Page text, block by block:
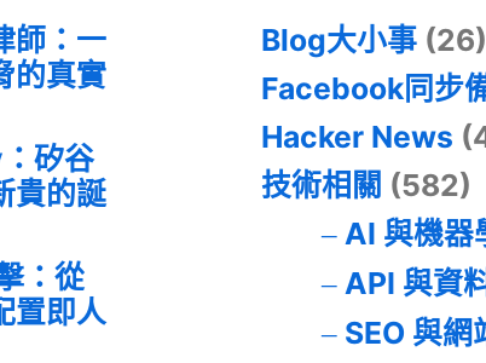
師：一
的真實
矽谷
貴的誕
：從
置即人
Blog大小事 (26)
Facebook同步
Hacker News
技術相關 (582)
AI 與機器
API 與資
SEO 與網